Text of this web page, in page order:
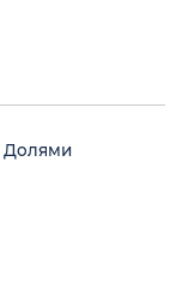
Долями